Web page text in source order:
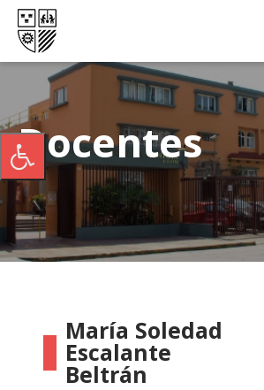
Docentes
María Soledad
Escalante
Beltrán